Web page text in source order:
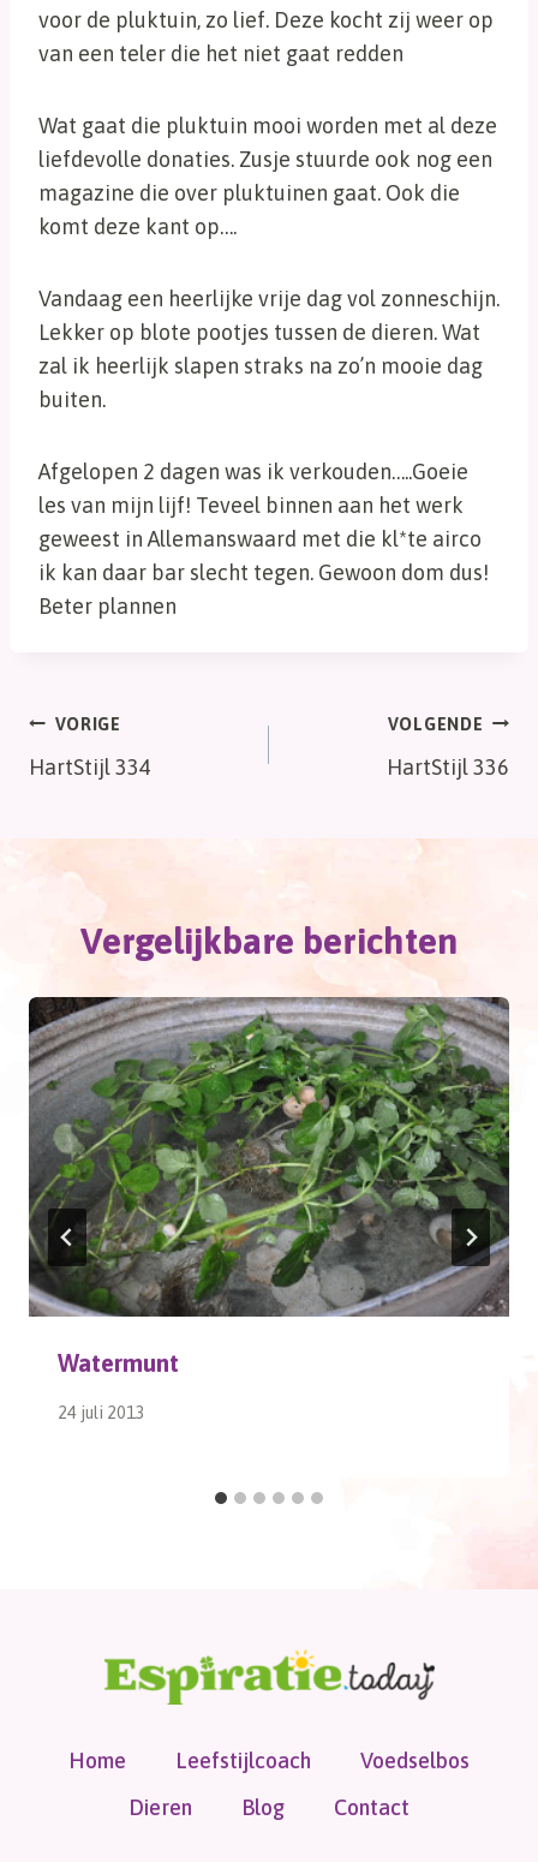
voor de pluktuin, zo lief. Deze kocht zij weer op
van een teler die het niet gaat redden
Wat gaat die pluktuin mooi worden met al deze
liefdevolle donaties. Zusje stuurde ook nog een
magazine die over pluktuinen gaat. Ook die
komt deze kant op….
Vandaag een heerlijke vrije dag vol zonneschijn.
Lekker op blote pootjes tussen de dieren. Wat
zal ik heerlijk slapen straks na zo’n mooie dag
buiten.
Afgelopen 2 dagen was ik verkouden…..Goeie
les van mijn lijf! Teveel binnen aan het werk
geweest in Allemanswaard met die kl*te airco
ik kan daar bar slecht tegen. Gewoon dom dus!
Beter plannen
Bericht
navigatie
VORIGE
HartStijl 334
VOLGENDE
HartStijl 336
Vergelijkbare berichten
Watermunt
24 juli 2013
Home Leefstijlcoach
Voedselbos
Dieren
Blog Contact